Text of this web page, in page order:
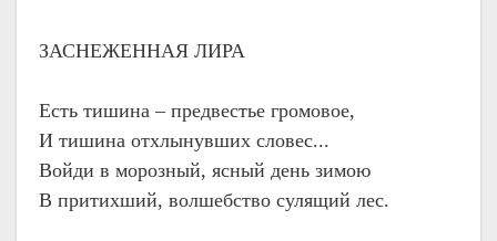
ЗАСНЕЖЕННАЯ ЛИРА
Есть тишина – предвестье громовое,
И тишина отхлынувших словес...
Войди в морозный, ясный день зимою
В притихший, волшебство сулящий лес.